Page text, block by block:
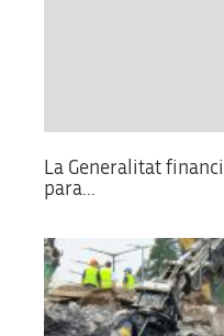
La Generalitat
para...